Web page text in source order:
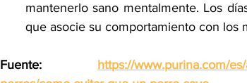
mantenerlo sano mentalmente. Los
que asocie su comportamiento con los
Fuente: https://www.purina.com/